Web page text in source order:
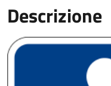
Descrizione